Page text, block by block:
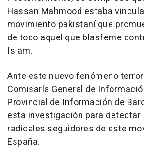
Hassan Mahmood estaba
movimiento pakistaní que
de todo aquel que blasfeme
Islam.
Ante este nuevo fenómeno
Comisaría General de
Provincial de Información de
esta investigación para detectar
radicales seguidores de este
España.